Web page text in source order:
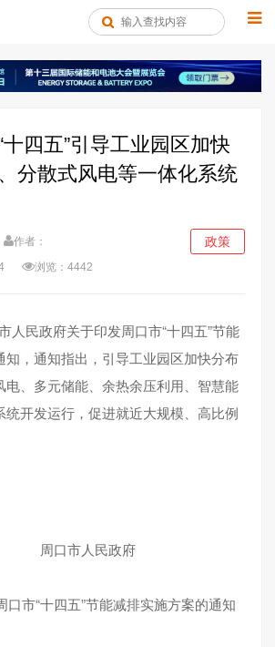
四五”引导工业园区加快
分散式风电等一体化系统
作者：
浏览：4442
政策
人民政府关于印发周口市“十四五”节能
知，通知指出，引导工业园区加快分布
电、多元储能、余热余压利用、智慧能
统开发运行，促进就近大规模、高比例
周口市人民政府
口市“十四五”节能减排实施方案的通知